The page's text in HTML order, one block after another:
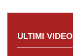
ULTIMI VIDEO